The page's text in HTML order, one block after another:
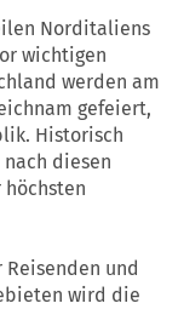
Norditaliens
wichtigen
werden am
gefeiert,
Historisch
diesen
höchsten
und
wird die